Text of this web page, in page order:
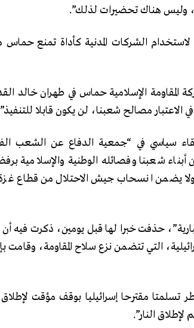
وليس هناك تحضيرات لذلك”.
الشركات المدنية كأداة تمنع
المقاومة الإسلامية حماس في طهران خالد
الاعتبار مصالح شعبنا، لن يكون قابلا
سياسي في “جمعية الدفاع عن الشعب
أبناء شعبنا وفصائله الوطنية والإسلامية
يضمن انسحاب جيش الاحتلال من قطاع
حذفت خبرا لها قبل يومين، ذكرت
التي تتضمن نزع سلاح المقاومة، وقامت
تسلمتا مقترحا إسرائيليا بوقف مؤقت لإطلاق
النار”.